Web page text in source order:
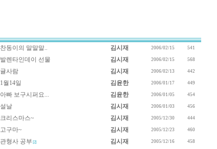
찬동이의 말말말.. 김시재 2006/02/15 541
발렌타인데이 선물 김시재 2006/02/15 568
귤사람 김시재 2006/02/13 442
1월14일 김윤한 2006/01/17 449
아빠 보구시퍼요... 김윤한 2006/01/05 454
설날 김시재 2006/01/03 456
크리스마스~ 김시재 2005/12/30 444
고구마~ 김시재 2005/12/23 460
관형사 공부 [2] 김시재 2005/12/16 458